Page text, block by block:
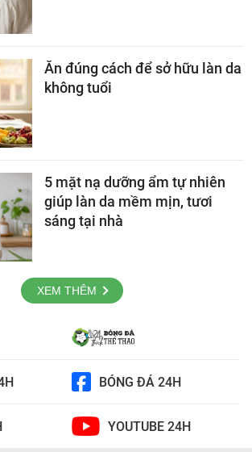
Ăn đúng cách để sở hữu làn da
không tuổi
5 mặt nạ dưỡng ẩm tự nhiên
giúp làn da mềm mịn, tươi
sáng tại nhà
XEM THÊM
BÓNG ĐÁ 24H
YOUTUBE 24H